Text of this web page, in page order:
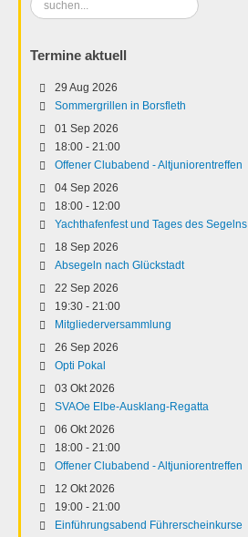
...
Termine aktuell
29 Aug 2026
Sommergrillen in Borsfleth
01 Sep 2026
18:00 - 21:00
Offener Clubabend - Altjuniorentreffen
04 Sep 2026
18:00 - 12:00
Yachthafenfest und Tages des Segelns
18 Sep 2026
Absegeln nach Glückstadt
22 Sep 2026
19:30 - 21:00
Mitgliederversammlung
26 Sep 2026
Opti Pokal
03 Okt 2026
SVAOe Elbe-Ausklang-Regatta
06 Okt 2026
18:00 - 21:00
Offener Clubabend - Altjuniorentreffen
12 Okt 2026
19:00 - 21:00
Einführungsabend Führerscheinkurse